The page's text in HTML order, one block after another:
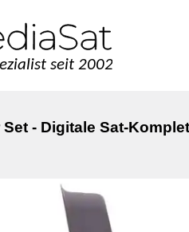
seit 2002
- Digitale Sat-